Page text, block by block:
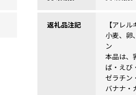
返礼品注記
【アレル
小麦、卵
ン
本品は、
ば・えび
ゼラチン
バナナ・